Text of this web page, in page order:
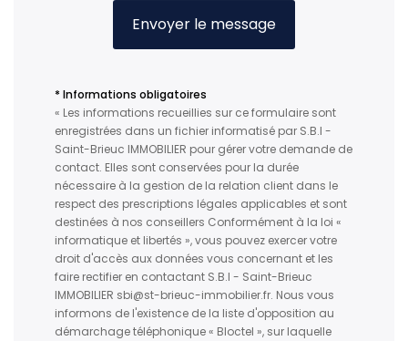
Envoyer le message
* Informations obligatoires
« Les informations recueillies sur ce formulaire sont
enregistrées dans un fichier informatisé par S.B.I -
Saint-Brieuc IMMOBILIER pour gérer votre demande de
contact. Elles sont conservées pour la durée
nécessaire à la gestion de la relation client dans le
respect des prescriptions légales applicables et sont
destinées à nos conseillers Conformément à la loi «
informatique et libertés », vous pouvez exercer votre
droit d'accès aux données vous concernant et les
faire rectifier en contactant S.B.I - Saint-Brieuc
IMMOBILIER sbi@st-brieuc-immobilier.fr. Nous vous
informons de l'existence de la liste d'opposition au
démarchage téléphonique « Bloctel », sur laquelle